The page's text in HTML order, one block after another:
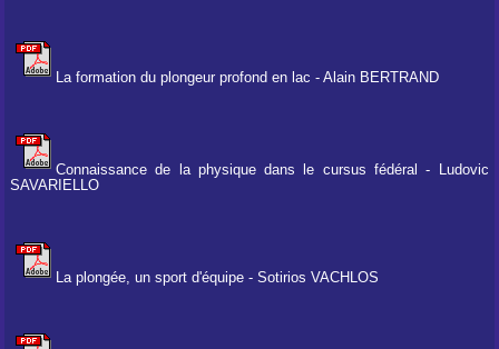
La formation du plongeur profond en lac - Alain BERTRAND
Connaissance de la physique dans le cursus fédéral - Ludovic
SAVARIELLO
La plongée, un sport d'équipe - Sotirios VACHLOS